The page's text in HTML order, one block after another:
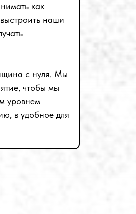
как
наши
с нуля. Мы
чтобы мы
уровнем
в удобное для